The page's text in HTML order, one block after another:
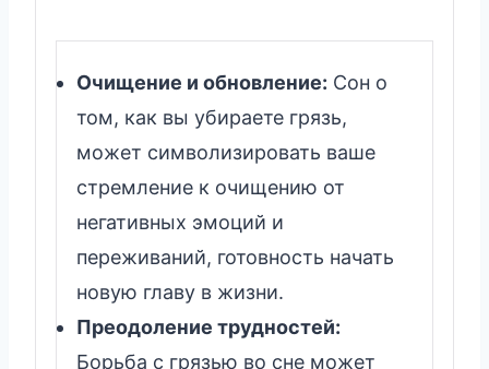
Очищение и обновление: Сон о
том, как вы убираете грязь,
может символизировать ваше
стремление к очищению от
негативных эмоций и
переживаний, готовность начать
новую главу в жизни.
Преодоление трудностей:
Борьба с грязью во сне может